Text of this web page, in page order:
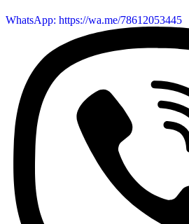
WhatsApp: https://wa.me/78612053445